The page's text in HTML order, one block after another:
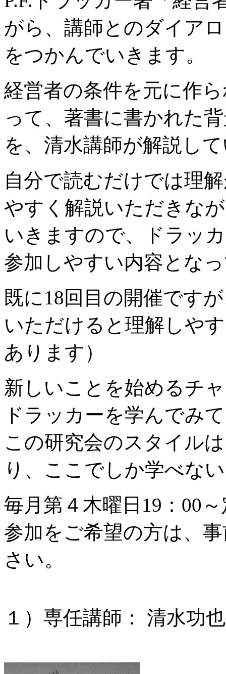
がら、講師とのダイア
をつかんでいきます。
経営者の条件を元に作
って、著書に書かれた
を、清水講師が解説し
自分で読むだけでは理
やすく解説いただきな
いきますので、ドラッ
参加しやすい内容とな
既に18回目の開催です
いただけると理解しや
あります）
新しいことを始めるチ
ドラッカーを学んでみ
この研究会のスタイル
り、ここでしか学べな
毎月第４木曜日19：00
参加をご希望の方は、
さい。
１）専任講師： 清水功